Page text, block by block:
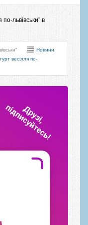
львівськи” в
Новини
гурт весілля по-